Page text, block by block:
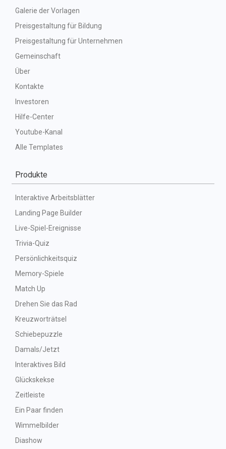
Galerie der Vorlagen
Preisgestaltung für Bildung
Preisgestaltung für Unternehmen
Gemeinschaft
Über
Kontakte
Investoren
Hilfe-Center
Youtube-Kanal
Alle Templates
Produkte
Interaktive Arbeitsblätter
Landing Page Builder
Live-Spiel-Ereignisse
Trivia-Quiz
Persönlichkeitsquiz
Memory-Spiele
Match Up
Drehen Sie das Rad
Kreuzworträtsel
Schiebepuzzle
Damals/Jetzt
Interaktives Bild
Glückskekse
Zeitleiste
Ein Paar finden
Wimmelbilder
Diashow